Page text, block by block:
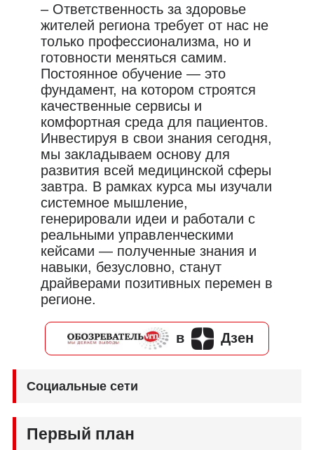
– Ответственность за здоровье
жителей региона требует от нас не
только профессионализма, но и
готовности меняться самим.
Постоянное обучение — это
фундамент, на котором строятся
качественные сервисы и
комфортная среда для пациентов.
Инвестируя в свои знания сегодня,
мы закладываем основу для
развития всей медицинской сферы
завтра. В рамках курса мы изучали
системное мышление,
генерировали идеи и работали с
реальными управленческими
кейсами — полученные знания и
навыки, безусловно, станут
драйверами позитивных перемен в
регионе.
в Дзен
Социальные сети
Первый план